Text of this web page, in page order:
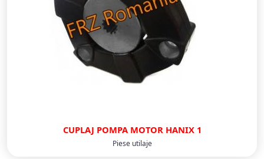
CUPLAJ POMPA MOTOR HANIX 1
Piese utilaje